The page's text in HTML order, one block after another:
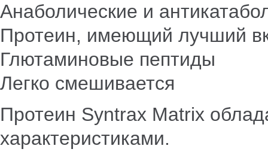
Анаболические и
Протеин, имеющий лучший
Глютаминовые пептиды
Легко смешивается
Протеин Syntrax Matrix
характеристиками.